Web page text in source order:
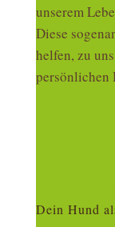
unserem
Diese
helfen, zu
persönlichen
Dein Hund